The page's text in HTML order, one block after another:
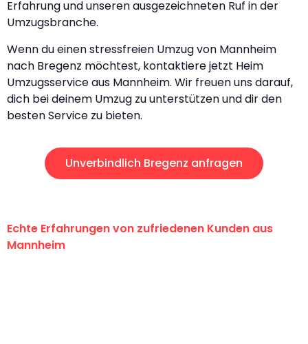
Erfahrung und unseren ausgezeichneten Ruf in der
Umzugsbranche.
Wenn du einen stressfreien Umzug von Mannheim
nach Bregenz möchtest, kontaktiere jetzt Heim
Umzugsservice aus Mannheim. Wir freuen uns darauf,
dich bei deinem Umzug zu unterstützen und dir den
besten Service zu bieten.
Unverbindlich Bregenz anfragen
Echte Erfahrungen von zufriedenen Kunden aus
Mannheim